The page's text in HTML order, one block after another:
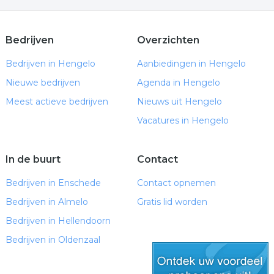
Afzuigkap gat boren — ACTIE €180 | Compleet
Geef je interieur een luxe upgrade: De magie van
Kunststof eetkamerstoelen: stijlvol, praktisch en
tijdloos
Weetje #4: Keizer Kangxi en de bijzondere
Verlichting bij overgangsklachten
Slangencollier
Translucent kleuren
Nieuw in het assortiment: 6 nieuwe Cernit
Translucent kleuren
ambulant!
Robuuste picknicktafels op maat voor jarenlang
Bedrijven
Bedrijven in Hengelo
Nieuwe bedrijven
Meest actieve bedrijven
Overzichten
Aanbiedingen in Hengelo
Agenda in Hengelo
Nieuws uit Hengelo
Vacatures in Hengelo
In de buurt
Bedrijven in Enschede
Bedrijven in Almelo
Bedrijven in Hellendoorn
Bedrijven in Oldenzaal
Contact
Contact opnemen
Gratis lid worden